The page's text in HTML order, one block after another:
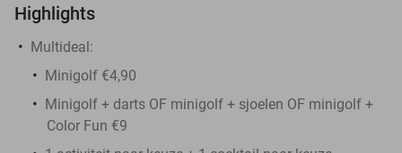
Highlights
Multideal:
Minigolf €4,90
Minigolf + darts OF minigolf + sjoelen OF minigolf +
Color Fun €9